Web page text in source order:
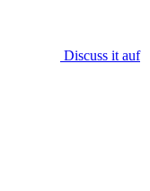
Discuss it auf